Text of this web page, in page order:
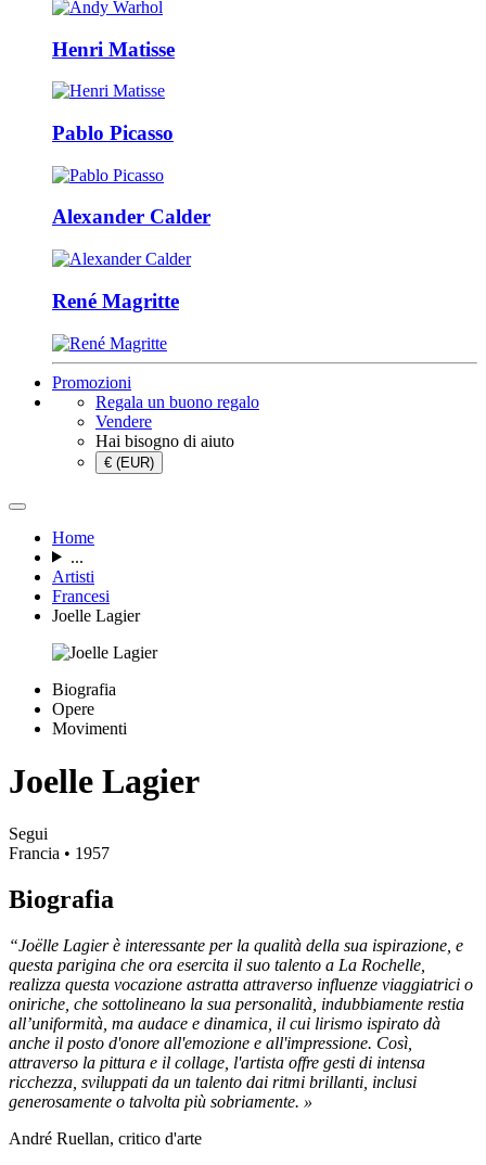
Henri Matisse
Pablo Picasso
Alexander Calder
René Magritte
Promozioni
Regala un buono regalo
Vendere
Hai bisogno di aiuto
€ (EUR)
Home
...
Artisti
Francesi
Joelle Lagier
Biografia
Opere
Movimenti
Joelle Lagier
Segui
Francia • 1957
Biografia
“Joëlle Lagier è interessante per la qualità della sua ispirazione, e
questa parigina che ora esercita il suo talento a La Rochelle,
realizza questa vocazione astratta attraverso influenze viaggiatrici o
oniriche, che sottolineano la sua personalità, indubbiamente restia
all’uniformità, ma audace e dinamica, il cui lirismo ispirato dà
anche il posto d'onore all'emozione e all'impressione. Così,
attraverso la pittura e il collage, l'artista offre gesti di intensa
ricchezza, sviluppati da un talento dai ritmi brillanti, inclusi
generosamente o talvolta più sobriamente. »
André Ruellan, critico d'arte